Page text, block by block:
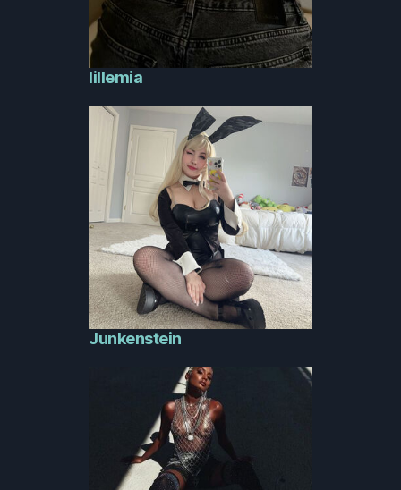
lillemia
Junkenstein